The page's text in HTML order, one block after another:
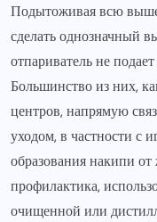
Подытоживая всю
сделать однозначный
отпариватель не
Большинство из них,
центров, напрямую
уходом, в частности с
образования накипи
профилактика,
очищенной или